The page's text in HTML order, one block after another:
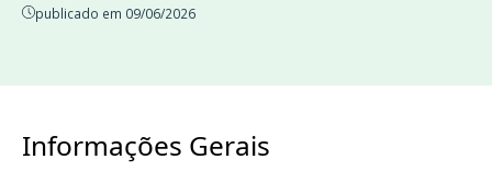
publicado em 09/06/2026
Informações Gerais